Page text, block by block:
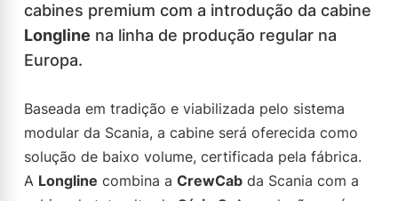
cabines premium com a introdução da cabine
Longline na linha de produção regular na
Europa.
Baseada em tradição e viabilizada pelo sistema
modular da Scania, a cabine será oferecida como
solução de baixo volume, certificada pela fábrica.
A Longline combina a CrewCab da Scania com a